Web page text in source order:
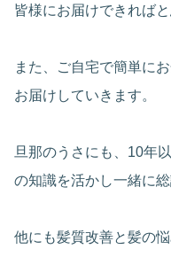
皆様にお届けできればと
また、ご自宅で簡単に
お届けしていきます。
旦那のうさにも、10年
の知識を活かし一緒に総
他にも髪質改善と髪の